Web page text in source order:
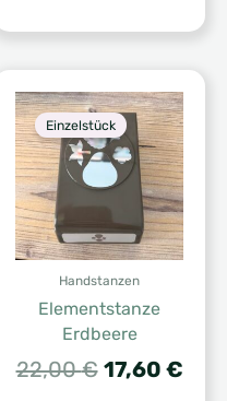
22,00 €
Einzelstück
Handstanzen
Elementstanze
Erdbeere
22,00€ 17,60 €